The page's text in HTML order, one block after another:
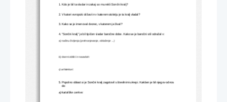
1. Kdo je bil ta vladar in zakaj so mu rekli Sončni kralj?
2. V kateri evropski državi in v katerem stoletju je ta kralj vladal?
3. Kako se je imenoval dvorec, v katerem je žival?
4. ''Sončni kralj'' je bil tipičen vladar baročne dobe. Kako se je baročni stil odražal v:
a) načinu življenja (prehranjevanje, oblačenje ...)
b) dvorni obliki in navadah:
c) arhitekturi:
5. Popolno oblast si je Sončni kralj zagotovil s številnimi ukrepi. Kakšen je bil njegov odnos
    do:
a) katoliške cerkve: